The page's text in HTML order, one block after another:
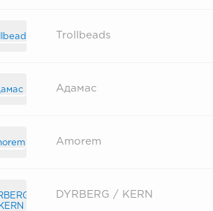
Trollbeads
Адамас
Amorem
DYRBERG / KERN